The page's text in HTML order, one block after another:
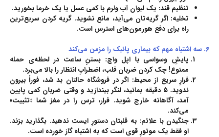
تنظیم قند: یک لیوان آب ولرم با کمی عسل یا یک خرما بخورید.
تخلیه: اگر گریه‌تان می‌آید، مانع نشوید. گریه کردن سریع‌ترین
راه برای دفع هورمون‌های استرس است.
۶. سه اشتباه مهم که بیماری پانیک را مزمن می‌کند
پایشِ وسواسی با اپل‌ واچ: بستنِ ساعت در لحظه‌ی حمله
ممنوع! چک کردن ضربان قلب، اضطرابِ انتظار را بالا می‌برد.
فرارِ سریع از محیط: اگر در فروشگاه حالتان بد شد، فوراً بیرون
ندوید. ۵ دقیقه بمانید، لنگر بیندازید و وقتی ضربان کمی پایین
آمد، آگاهانه خارج شوید. فرار، ترس را در مغز شما «تثبیت»
می‌کند.
جنگیدن با علائم: به قلبتان دستورِ ایست ندهید. بگذارید بزند.
او فقط یک موتورِ قوی است که به اشتباه گاز خورده است.